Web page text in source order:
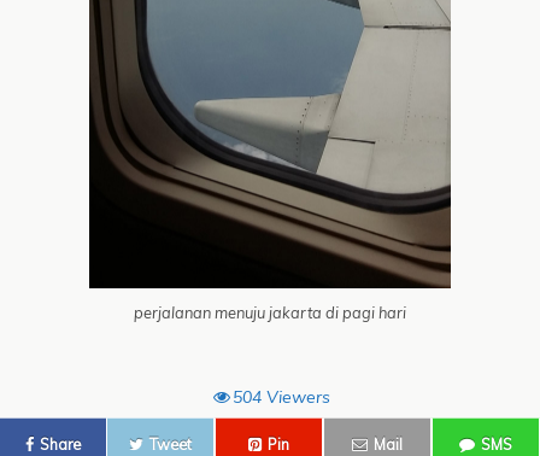
perjalanan menuju jakarta di pagi hari
504 Viewers
Share Tweet Pin Mail SMS